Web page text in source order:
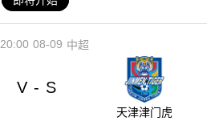
08-09
20:00 中超
V - S
天津津门虎